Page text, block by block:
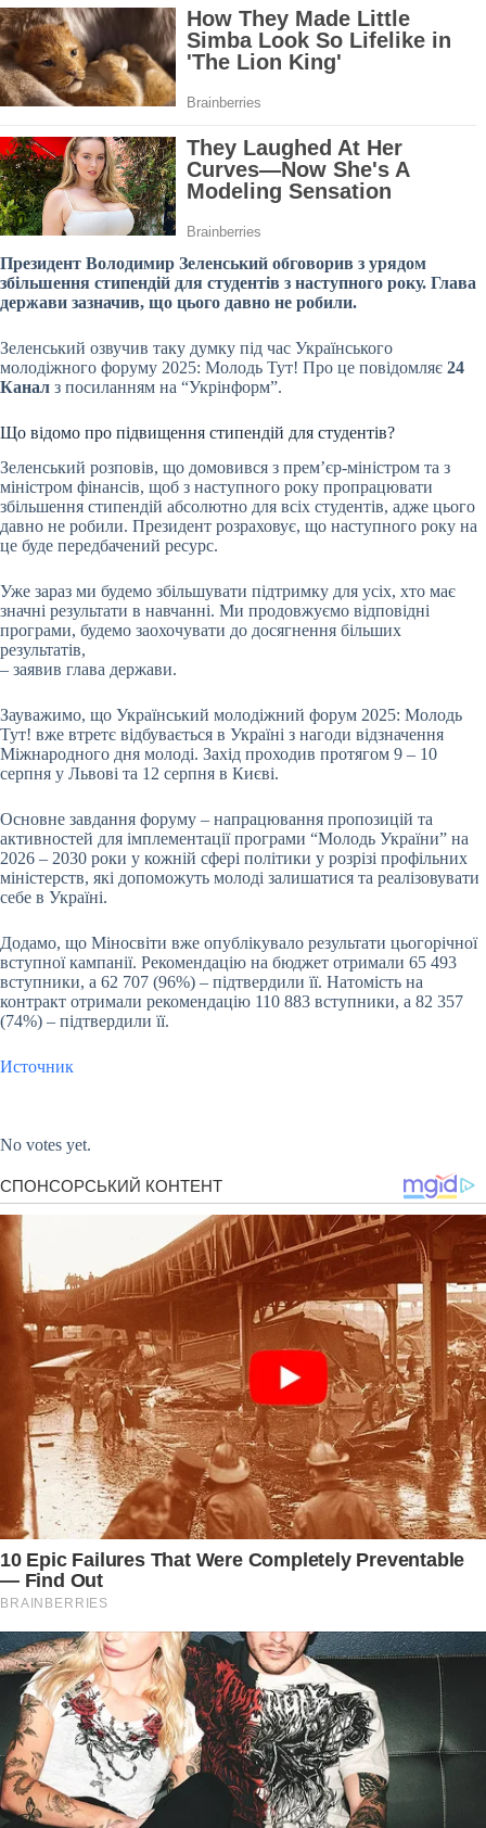
Президент Володимир Зеленський обговорив з урядом
збільшення стипендій для студентів з наступного року. Глава
держави зазначив, що цього давно не робили.
Зеленський озвучив таку думку під час Українського
молодіжного форуму 2025: Молодь Тут! Про це повідомляє 24
Канал з посиланням на “Укрінформ”.
Що відомо про підвищення стипендій для студентів?
Зеленський розповів, що домовився з прем’єр-міністром та з
міністром фінансів, щоб з наступного року пропрацювати
збільшення стипендій абсолютно для всіх студентів, адже цього
давно не робили. Президент розраховує, що наступного року на
це буде передбачений ресурс.
Уже зараз ми будемо збільшувати підтримку для усіх, хто має
значні результати в навчанні. Ми продовжуємо відповідні
програми, будемо заохочувати до досягнення більших
результатів,
– заявив глава держави.
Зауважимо, що Український молодіжний форум 2025: Молодь
Тут! вже втретє відбувається в Україні з нагоди відзначення
Міжнародного дня молоді. Захід проходив протягом 9 – 10
серпня у Львові та 12 серпня в Києві.
Основне завдання форуму – напрацювання пропозицій та
активностей для імплементації програми “Молодь України” на
2026 – 2030 роки у кожній сфері політики у розрізі профільних
міністерств, які допоможуть молоді залишатися та реалізовувати
себе в Україні.
Додамо, що Міносвіти вже опублікувало результати цьогорічної
вступної кампанії. Рекомендацію на бюджет отримали 65 493
вступники, а 62 707 (96%) – підтвердили її. Натомість на
контракт отримали рекомендацію 110 883 вступники, а 82 357
(74%) – підтвердили її.
Источник
No votes yet.